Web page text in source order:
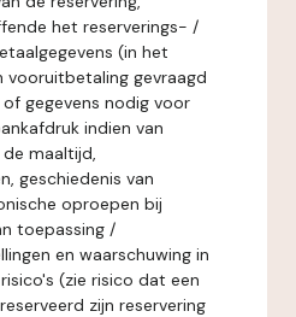
het reserverings- /
(in het
vooruitbetaling gevraagd
gegevens nodig voor
indien van
maaltijd,
geschiedenis van
oproepen bij
toepassing /
en waarschuwing in
(zie risico dat een
zijn reservering